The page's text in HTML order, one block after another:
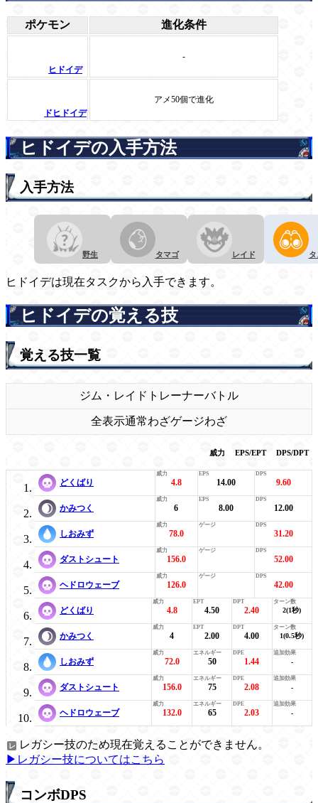
ポケモン 進化条件
ヒドイデ
-
ドヒドイデ
アメ50個で進化
ヒドイデの入手方法
入手方法
野生 タマゴ レイド
ヒドイデは現在タスクから入手できます。
ヒドイデの覚える技
覚える技一覧
ジム・レイド トレーナーバトル
全表示通常わざゲージわざ
威力 EPS/EPT DPS/DPT
どくばり 4.8 14.00 9.60
かみつく 6 8.00 12.00
しおみず 78.0 31.20
ダストシュート 156.0 52.00
ヘドロウェーブ 126.0 42.00
どくばり 4.8 4.50 2.40 2(1秒)
かみつく 4 2.00 4.00 1(0.5秒)
しおみず 72.0 50 1.44 -
ダストシュート 156.0 75 2.08 -
ヘドロウェーブ 132.0 65 2.03 -
レガシー技のため現在覚えることができません。
▶レガシー技についてはこちら
コンボDPS